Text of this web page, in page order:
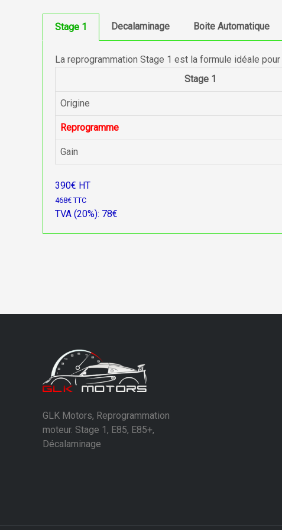
Stage 1 Decalaminage Boite Automatique
La reprogrammation Stage 1 est la formule idéale
Stage 1
Origine
Reprogramme
Gain
390€ HT
468€ TTC
TVA (20%): 78€
GLK Motors, Reprogrammation
moteur. Stage 1, E85, E85+,
Décalaminage